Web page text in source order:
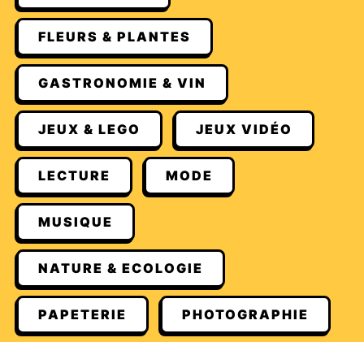
FLEURS & PLANTES
GASTRONOMIE & VIN
JEUX & LEGO JEUX VIDÉO
LECTURE MODE
MUSIQUE
NATURE & ECOLOGIE
PAPETERIE PHOTOGRAPHIE